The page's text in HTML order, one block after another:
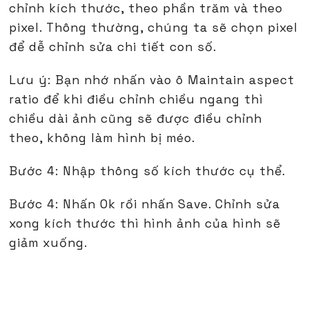
chỉnh kích thước, theo phần trăm và theo
pixel. Thông thường, chúng ta sẽ chọn pixel
để dễ chỉnh sửa chi tiết con số.
Lưu ý: Bạn nhớ nhấn vào ô Maintain aspect
ratio để khi điều chỉnh chiều ngang thì
chiều dài ảnh cũng sẽ được điều chỉnh
theo, không làm hình bị méo.
Bước 4: Nhập thông số kích thước cụ thể.
Bước 4: Nhấn Ok rồi nhấn Save. Chỉnh sửa
xong kích thước thì hình ảnh của hình sẽ
giảm xuống.